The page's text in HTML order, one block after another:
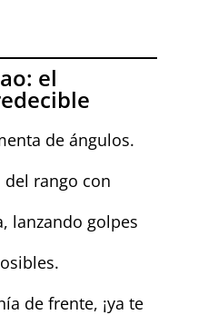
el
de ángulos.
del rango con
lanzando golpes
de frente, ¡ya te